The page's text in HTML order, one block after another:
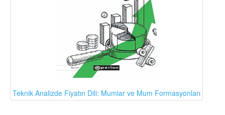
Teknik Analizde Fiyatın Dili: Mumlar ve Mum Formasyonları